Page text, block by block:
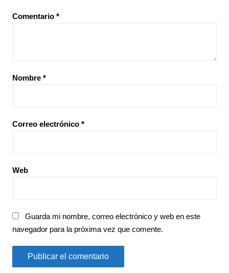
Comentario *
Nombre *
Correo electrónico *
Web
Guarda mi nombre, correo electrónico y web en este
navegador para la próxima vez que comente.